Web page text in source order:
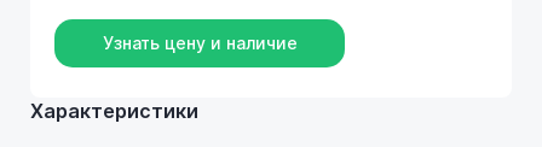
Характеристики
Узнать цену и наличие